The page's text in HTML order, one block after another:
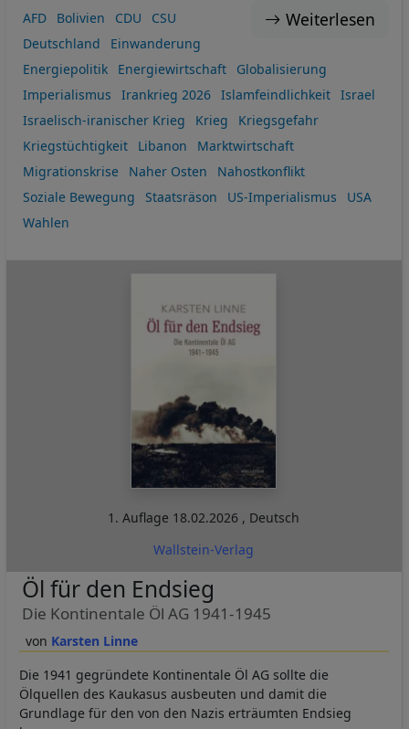
Weiterlesen
AFD Bolivien CDU
CSU
Deutschland
Einwanderung
Energiepolitik
Energiewirtschaft
Globalisierung
Imperialismus
Irankrieg 2026 Islamfeindlichkeit
Israel
Israelisch-iranischer Krieg
Krieg
Kriegsgefahr
Kriegstüchtigkeit
Libanon
Marktwirtschaft
Migrationskrise
Naher Osten
Nahostkonflikt
Soziale Bewegung
Staatsräson US-Imperialismus
USA
Wahlen
1. Auflage 18.02.2026 , Deutsch
Wallstein-Verlag
Karsten Linne
Öl für den Endsieg
Die Kontinentale Öl AG 1941-1945
Die 1941 gegründete Kontinentale Öl AG sollte die
Ölquellen des Kaukasus ausbeuten und damit die
Grundlage für den von den Nazis erträumten Endsieg